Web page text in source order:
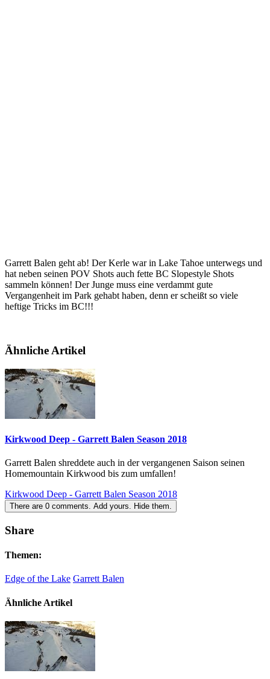
Garrett Balen geht ab! Der Kerle war in Lake Tahoe unterwegs und
hat neben seinen POV Shots auch fette BC Slopestyle Shots
sammeln können! Der Junge muss eine verdammt gute
Vergangenheit im Park gehabt haben, denn er scheißt so viele
heftige Tricks im BC!!!
Ähnliche Artikel
Kirkwood Deep - Garrett Balen Season 2018
Garrett Balen shreddete auch in der vergangenen Saison seinen
Homemountain Kirkwood bis zum umfallen!
Kirkwood Deep - Garrett Balen Season 2018
There are 0 comments. Add yours. Hide them.
Share
Themen:
Edge of the Lake Garrett Balen
Ähnliche Artikel